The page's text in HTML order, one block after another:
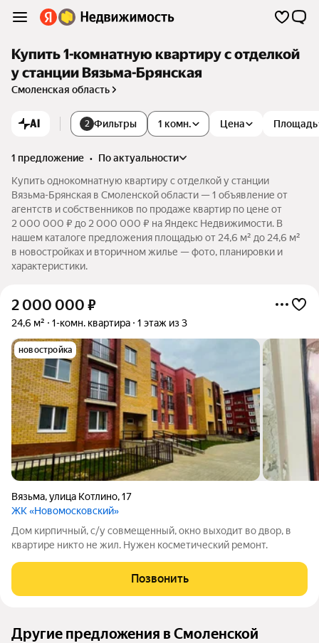
Купить 1-комнатную квартиру с отделкой
у станции Вязьма-Брянская
Смоленская область
AI 2 Фильтры 1 комн. Цена Площадь
1 предложение •
по актуальности
Купить однокомнатную квартиру с отделкой у станции
Вязьма-Брянская в Смоленской области — 1 объявление от
агентств и собственников по продаже квартир по цене от
2 000 000 ₽ до 2 000 000 ₽ на Яндекс Недвижимости. В
нашем каталоге предложения площадью от 24,6 м² до 24,6 м²
в новостройках и вторичном жилье — фото, планировки и
характеристики.
2 000 000 ₽
24,6 м² 1-комн. квартира 1 этаж из 3
новостройка
Вязьма,улица Котлино,17
ЖК «Новомосковский»
Дом кирпичный, с/у совмещенный, окно выходит во двор, в
квартире никто не жил. Нужен косметический ремонт.
Позвонить
Другие предложения в Смоленской